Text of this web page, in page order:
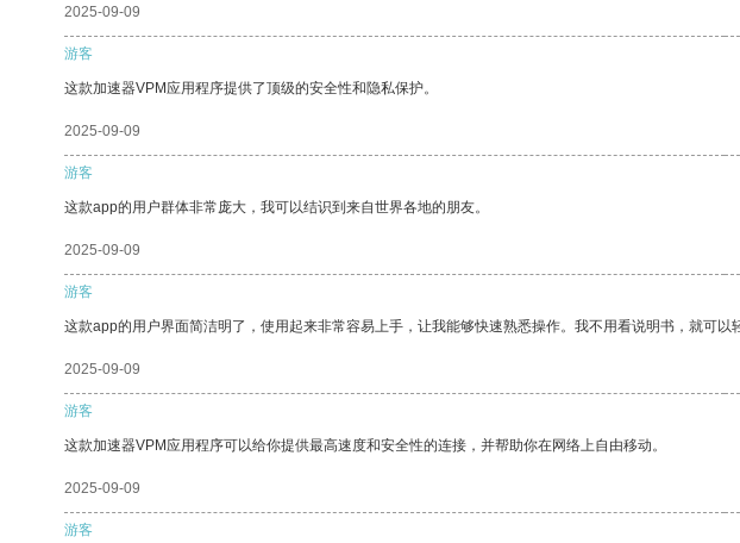
2025-09-09
游客
这款加速器VPM应用程序提供了顶级的安全性和隐私保护。
2025-09-09
游客
这款app的用户群体非常庞大，我可以结识到来自世界各地的朋友。
2025-09-09
游客
这款app的用户界面简洁明了，使用起来非常容易上手，让我能够快速熟悉操作。我不用看说明书，就可以
2025-09-09
游客
这款加速器VPM应用程序可以给你提供最高速度和安全性的连接，并帮助你在网络上自由移动。
2025-09-09
游客